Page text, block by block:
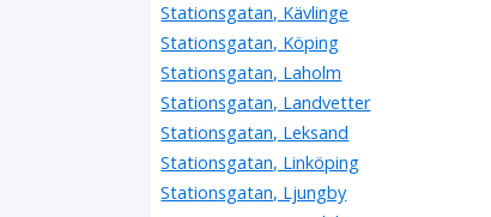
Stationsgatan, Kävlinge
Stationsgatan, Köping
Stationsgatan, Laholm
Stationsgatan, Landvetter
Stationsgatan, Leksand
Stationsgatan, Linköping
Stationsgatan, Ljungby